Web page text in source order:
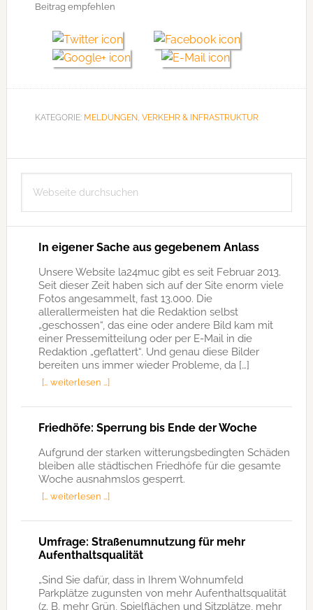
Beitrag empfehlen
KATEGORIE: MELDUNGEN, VERKEHR & INFRASTRUKTUR
Seitenspalte
durchsuchen
In eigener Sache aus gegebenem Anlass
Unsere Website la24muc gibt es seit Februar 2013.
Seit dieser Zeit haben sich auf der Site enorm viele
Fotos angesammelt, fast 13.000. Die
allerallermeisten hat die Redaktion selbst
„geschossen“, das eine oder andere Bild kam mit
einer Pressemitteilung oder per E-Mail in die
Redaktion „geflattert“. Und genau diese Bilder
bereiten uns immer wieder Probleme, da […]
[… weiterlesen …]
Friedhöfe: Sperrung bis Ende der Woche
Aufgrund der starken witterungsbedingten Schäden
bleiben alle städtischen Friedhöfe für die gesamte
Woche ausnahmslos gesperrt.
[… weiterlesen …]
Umfrage: Straßenumnutzung für mehr
Aufenthaltsqualität
„Sind Sie dafür, dass in Ihrem Wohnumfeld
Parkplätze zugunsten von mehr Aufenthaltsqualität
(z. B. mehr Grün, Spielflächen und Sitzplätze, mehr